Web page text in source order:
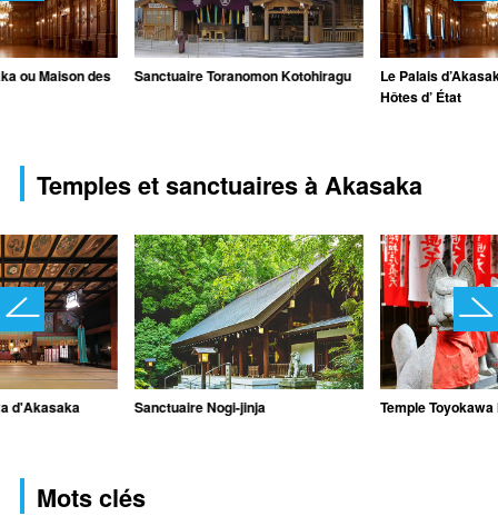
ou Maison des Sanctuaire Toranomon Kotohiragu
Le Palais
Hôtes d’ État
Temples et sanctuaires à Akasaka
d'Akasaka Sanctuaire Nogi-jinja Temple Toyokawa
Mots clés